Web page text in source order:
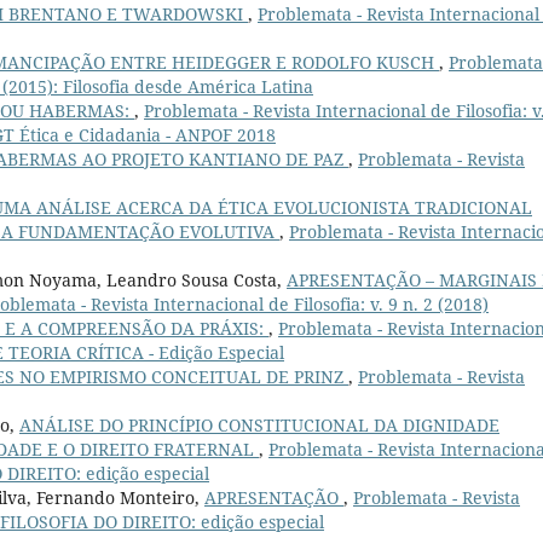
BRENTANO E TWARDOWSKI , Problemata - Revista
ENTRE HEIDEGGER E RODOLFO KUSCH ,
Filosofia desde América Latina
HABERMAS: , Problemata - Revista Internacional de Filosofia:
Ética e Cidadania - ANPOF 2018
AO PROJETO KANTIANO DE PAZ , Problemata - Revista
ANÁLISE ACERCA DA ÉTICA EVOLUCIONISTA TRADICIONAL
FUNDAMENTAÇÃO EVOLUTIVA , Problemata - Revista
Noyama, Leandro Sousa Costa, APRESENTAÇÃO – MARGINAIS
- Revista Internacional de Filosofia: v. 9 n. 2 (2018)
A COMPREENSÃO DA PRÁXIS: , Problemata - Revista
CRÍTICA - Edição Especial
NO EMPIRISMO CONCEITUAL DE PRINZ , Problemata - Revista
ANÁLISE DO PRINCÍPIO CONSTITUCIONAL DA DIGNIDADE
E O DIREITO FRATERNAL , Problemata - Revista
DIREITO: edição especial
Fernando Monteiro, APRESENTAÇÃO , Problemata - Revista
DO DIREITO: edição especial